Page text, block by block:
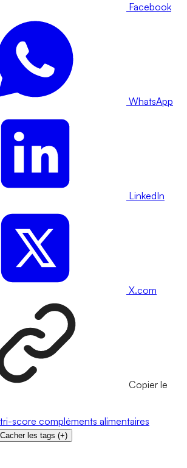
Facebook
WhatsApp
LinkedIn
X.com
Copier le
score compléments alimentaires
Cacher les tags (+)